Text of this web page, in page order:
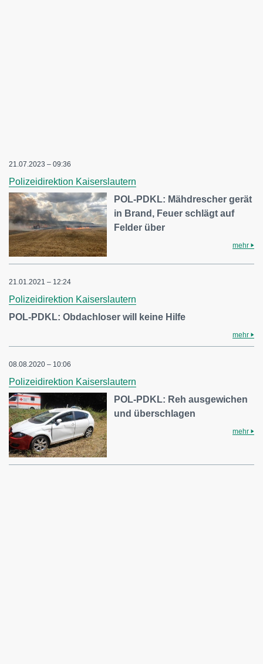
21.07.2023 – 09:36
Polizeidirektion Kaiserslautern
POL-PDKL: Mähdrescher gerät
in Brand, Feuer schlägt auf
Felder über
mehr
21.01.2021 – 12:24
Polizeidirektion Kaiserslautern
POL-PDKL: Obdachloser will keine Hilfe
mehr
08.08.2020 – 10:06
Polizeidirektion Kaiserslautern
POL-PDKL: Reh ausgewichen
und überschlagen
mehr